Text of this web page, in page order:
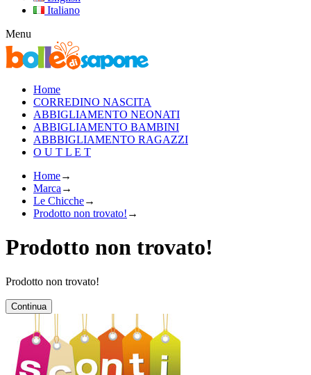
Italiano
Menu
Home
CORREDINO NASCITA
ABBIGLIAMENTO NEONATI
ABBIGLIAMENTO BAMBINI
ABBBIGLIAMENTO RAGAZZI
O U T L E T
Home→
Marca →
Le Chicche→
Prodotto non trovato! →
Prodotto non trovato!
Prodotto non trovato!
Continua